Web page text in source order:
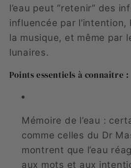
l’eau peut “retenir” des
influencée par
la musique, et même par
lunaires.
Points essentiels à connaître :
Mémoire de l’eau :
comme celles du Dr
montrent que l’eau
aux mots et aux